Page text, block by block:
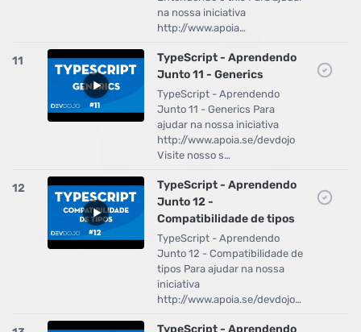
na nossa iniciativa
http://www.apoia…
11
TypeScript - Aprendendo
Junto 11 - Generics
TypeScript - Aprendendo
Junto 11 - Generics Para
ajudar na nossa iniciativa
http://www.apoia.se/devdojo
Visite nosso s…
12
TypeScript - Aprendendo
Junto 12 -
Compatibilidade de tipos
TypeScript - Aprendendo
Junto 12 - Compatibilidade de
tipos Para ajudar na nossa
iniciativa
http://www.apoia.se/devdojo…
TypeScript - Aprendendo